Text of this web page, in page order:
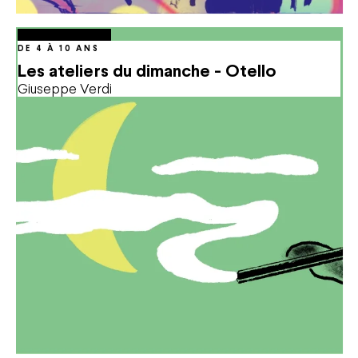
Les ateliers du dimanche - Otello
Giuseppe Verdi
DE 4 À 10 ANS
octobre